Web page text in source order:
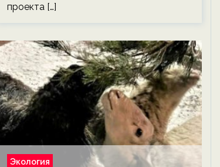
проекта […]
Экология